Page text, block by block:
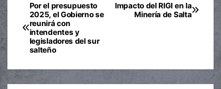
Navegación
de
entradas
Impacto del RIGI en la
Minería de Salta
Por el presupuesto
2025, el Gobierno se
reunirá con
intendentes y
legisladores del sur
salteño